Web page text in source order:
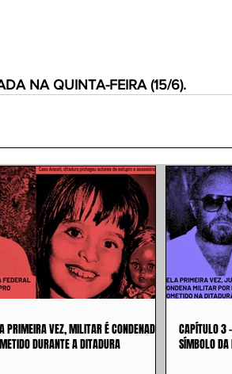
NA QUINTA-FEIRA (15/6).
PRIMEIRA VEZ, MILITAR É CONDENADO
DURANTE A DITADURA
CAPÍTULO 3
SÍMBOLO